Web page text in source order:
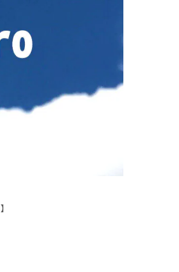
】